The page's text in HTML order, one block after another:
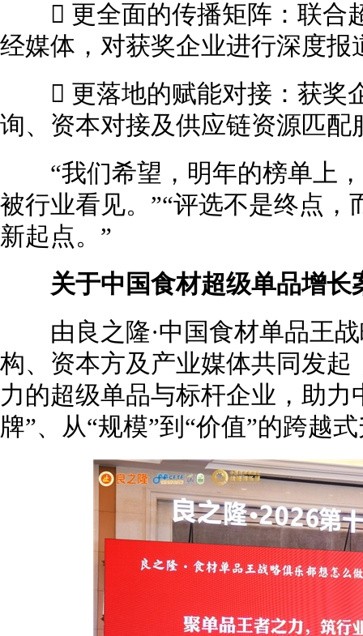
 更全面的传播矩阵：联合
经媒体，对获奖企业进行深度报
 更落地的赋能对接：获奖
询、资本对接及供应链资源匹配
“我们希望，明年的榜单上，
被行业看见。”“评选不是终点，
新起点。”
关于中国食材超级单品增长
由良之隆·中国食材单品王战
构、资本方及产业媒体共同发
力的超级单品与标杆企业，助力
牌”、从“规模”到“价值”的跨越